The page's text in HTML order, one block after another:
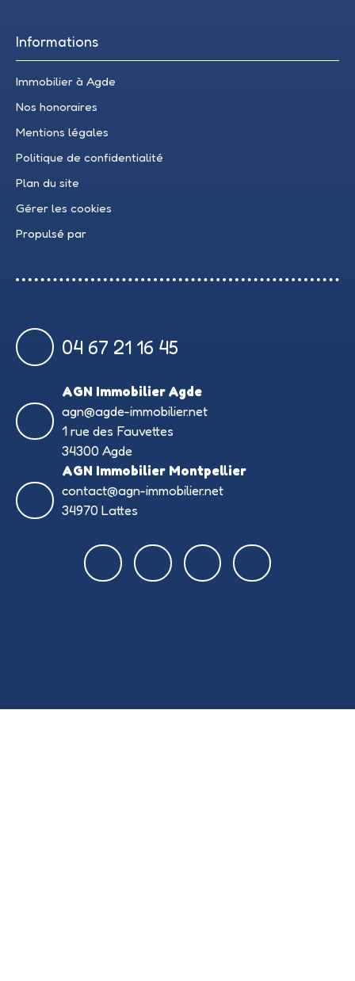
Informations
Immobilier à Agde
Nos honoraires
Mentions légales
Politique de confidentialité
Plan du site
Gérer les cookies
Propulsé par
04 67 21 16 45
AGN Immobilier Agde
agn@agde-immobilier.net
1 rue des Fauvettes
34300 Agde
AGN Immobilier Montpellier
contact@agn-immobilier.net
34970 Lattes